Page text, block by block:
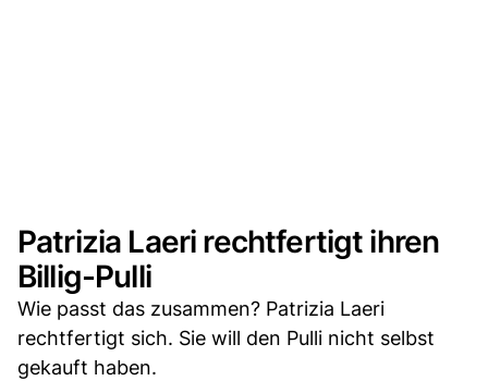
Patrizia Laeri rechtfertigt ihren
Billig-Pulli
Wie passt das zusammen? Patrizia Laeri
rechtfertigt sich. Sie will den Pulli nicht selbst
gekauft haben.